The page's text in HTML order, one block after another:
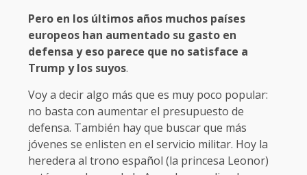
Pero en los últimos años muchos países
europeos han aumentado su gasto en
defensa y eso parece que no satisface a
Trump y los suyos.
Voy a decir algo más que es muy poco popular:
no basta con aumentar el presupuesto de
defensa. También hay que buscar que más
jóvenes se enlisten en el servicio militar. Hoy la
heredera al trono español (la princesa Leonor)